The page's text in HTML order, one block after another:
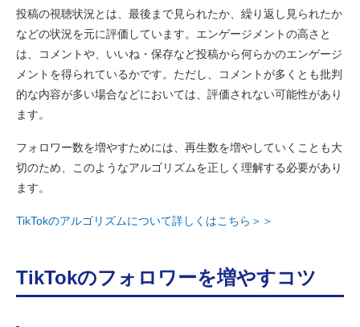
投稿の視聴状況とは、最後まで見られたか、繰り返し見られたか
などの状況を元に評価しています。エンゲージメントの高さと
は、コメントや、いいね・保存など投稿から何らかのエンゲージ
メントを得られているかです。ただし、コメントが多くとも批判
的な内容が多い場合などにおいては、評価されない可能性があり
ます。
フォロワー数を増やすためには、再生数を増やしていくことも大
切のため、このようなアルゴリズムを正しく理解する必要があり
ます。
TikTokのアルゴリズムについて詳しくはこちら＞＞
TikTokのフォロワーを増やすコツ